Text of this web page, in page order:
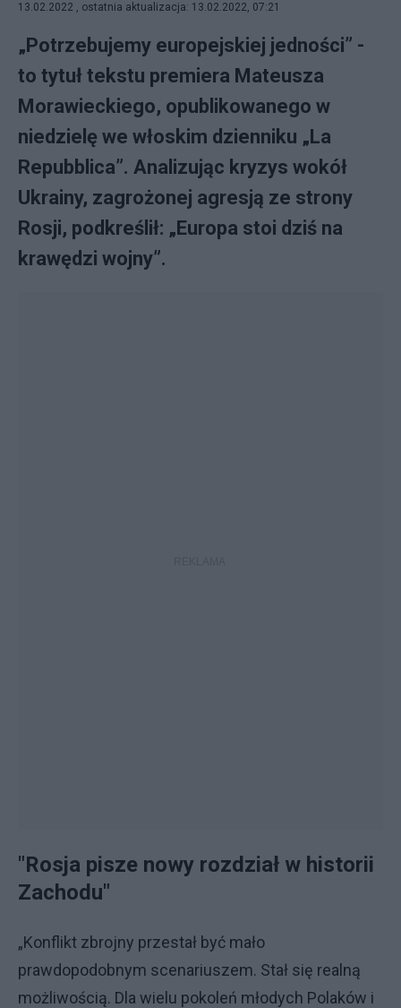
13.02.2022 , ostatnia aktualizacja: 13.02.2022, 07:21
„Potrzebujemy europejskiej jedności” -
to tytuł tekstu premiera Mateusza
Morawieckiego, opublikowanego w
niedzielę we włoskim dzienniku „La
Repubblica”. Analizując kryzys wokół
Ukrainy, zagrożonej agresją ze strony
Rosji, podkreślił: „Europa stoi dziś na
krawędzi wojny”.
"Rosja pisze nowy rozdział w historii
Zachodu"
„Konflikt zbrojny przestał być mało
prawdopodobnym scenariuszem. Stał się realną
możliwością. Dla wielu pokoleń młodych Polaków i